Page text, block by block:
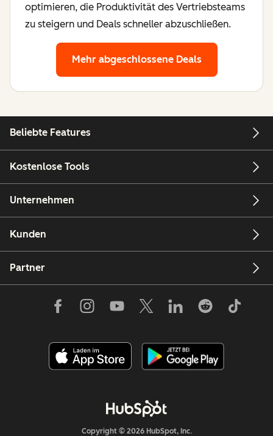
optimieren, die Produktivität des Vertriebsteams
zu steigern und Deals schneller abzuschließen.
Mehr abgeschlossene Deals
Beliebte Features
Kostenlose Tools
Unternehmen
Kunden
Partner
Copyright © 2026 HubSpot, Inc.